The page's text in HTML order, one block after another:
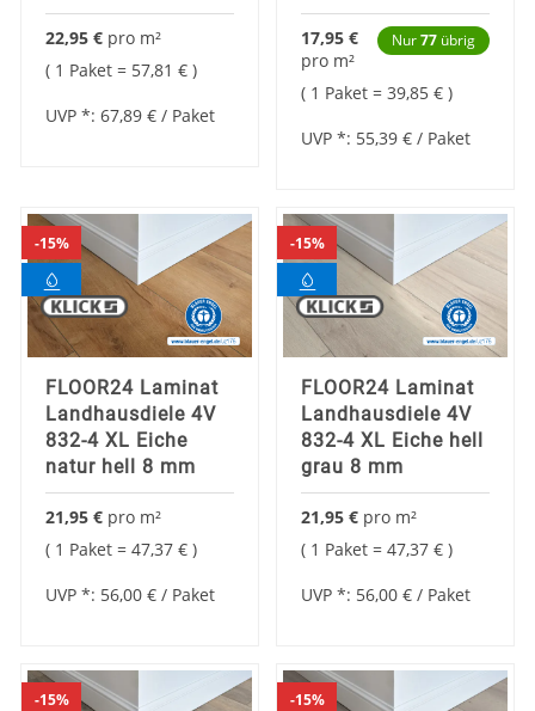
22,95 € pro m²
1 Paket = 57,81 €
UVP *: 67,89 € / Paket
Nur77 übrig
17,95 €
pro m²
1 Paket = 39,85 €
UVP *: 55,39 € / Paket
15%
FLOOR24 Laminat
Landhausdiele 4V
832-4 XL Eiche
natur hell 8 mm
21,95 € pro m²
1 Paket = 47,37 €
UVP *: 56,00 € / Paket
15%
FLOOR24 Laminat
Landhausdiele 4V
832-4 XL Eiche hell
grau 8 mm
21,95 € pro m²
1 Paket = 47,37 €
UVP *: 56,00 € / Paket
15% 15%